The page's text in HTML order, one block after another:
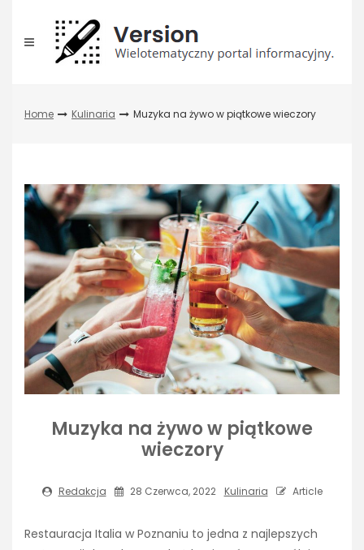
content
Home Kulinaria Muzyka na żywo w piątkowe wieczory
Muzyka na żywo w piątkowe
wieczory
Redakcja 28 Czerwca, 2022 Kulinaria Article
Restauracja Italia w Poznaniu to jedna z najlepszych